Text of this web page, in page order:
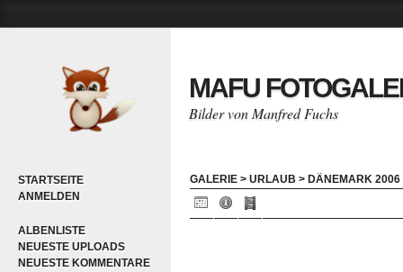
STARTSEITE
ANMELDEN
ALBENLISTE
NEUESTE UPLOADS
NEUESTE KOMMENTARE
MAFU
Bilder von Manfred Fuchs
GALERIE > URLAUB > DÄNEMARK 2006